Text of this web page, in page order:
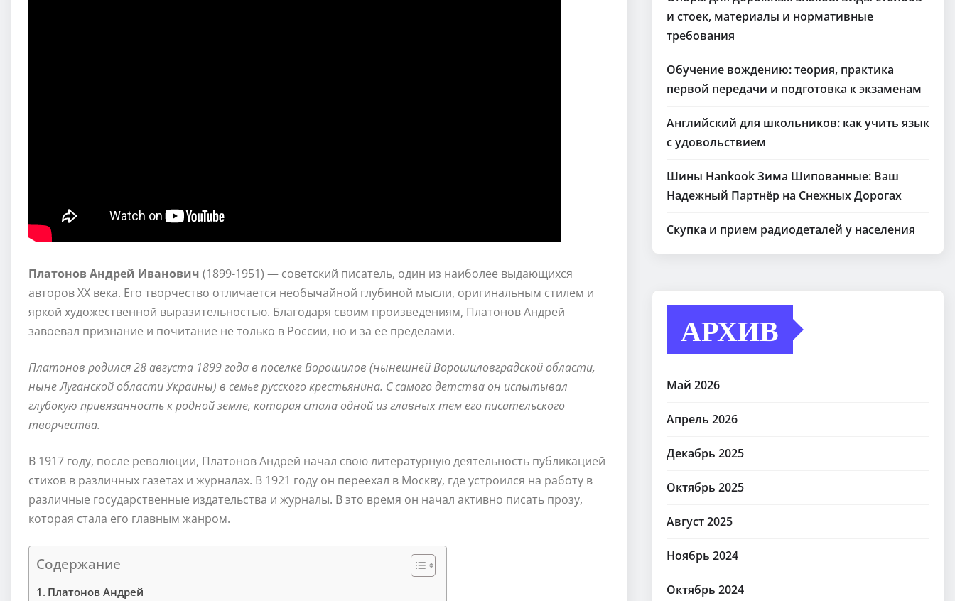
Платонов Андрей Иванович (1899-1951) — советский писатель, один из наиболее выдающихся
авторов XX века. Его творчество отличается необычайной глубиной мысли, оригинальным стилем и
яркой художественной выразительностью. Благодаря своим произведениям, Платонов Андрей
завоевал признание и почитание не только в России, но и за ее пределами.
Платонов родился 28 августа 1899 года в поселке Ворошилов (нынешней Ворошиловградской области,
ныне Луганской области Украины) в семье русского крестьянина. С самого детства он испытывал
глубокую привязанность к родной земле, которая стала одной из главных тем его писательского
творчества.
В 1917 году, после революции, Платонов Андрей начал свою литературную деятельность публикацией
стихов в различных газетах и журналах. В 1921 году он переехал в Москву, где устроился на работу в
различные государственные издательства и журналы. В это время он начал активно писать прозу,
которая стала его главным жанром.
Содержание
Платонов Андрей
и стоек, материалы и нормативные
требования
Обучение вождению: теория, практика
первой передачи и подготовка к экзаменам
Английский для школьников: как учить язык
с удовольствием
Шины Hankook Зима Шипованные: Ваш
Надежный Партнёр на Снежных Дорогах
Скупка и прием радиодеталей у населения
АРХИВ
Май 2026
Апрель 2026
Декабрь 2025
Октябрь 2025
Август 2025
Ноябрь 2024
Октябрь 2024